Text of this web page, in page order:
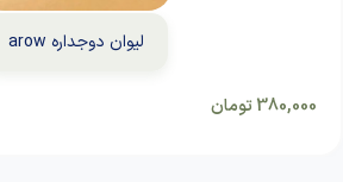
لیوان دوجداره arow
380,000تومان